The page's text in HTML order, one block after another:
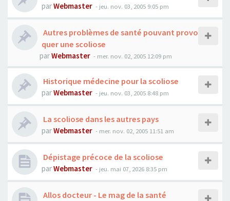
parWebmaster - jeu. nov. 03, 2005 9:05 pm
Autres problèmes de santé pouvant provo
quer une scoliose
parWebmaster - mer. nov. 02, 2005 12:09 pm
Historique médecine pour la scoliose
parWebmaster - jeu. nov. 03, 2005 8:48 pm
La scoliose dans les autres pays
parWebmaster - mer. nov. 02, 2005 11:51 am
Dépistage précoce de la scoliose
parWebmaster - jeu. mai 07, 2026 8:35 pm
Allos docteur - Le mag de la santé